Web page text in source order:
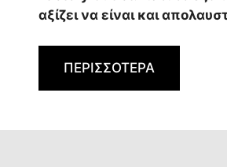
αξίζει να είναι και
ΠΕΡΙΣΣΟΤΕΡΑ